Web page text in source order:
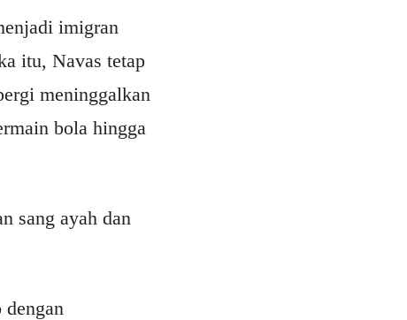
imigran
itu, Navas tetap
meninggalkan
bola hingga
sang ayah dan
dengan